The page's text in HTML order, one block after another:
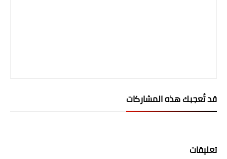
قد تُعجبك هذه المشاركات
تعليقات